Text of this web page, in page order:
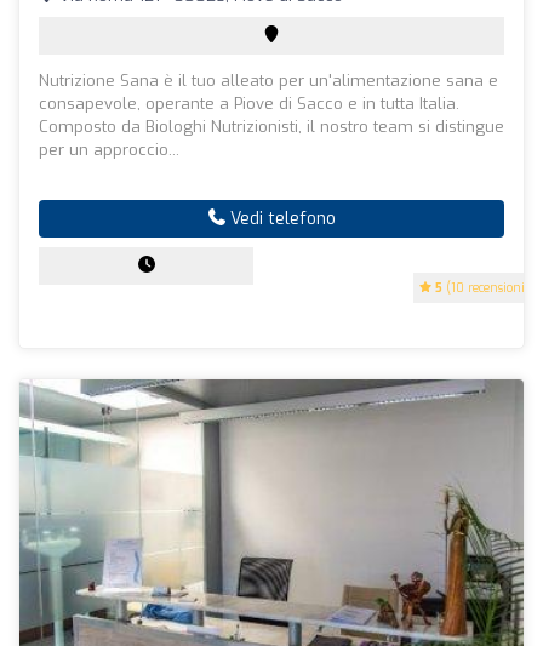
5 (10 recensioni)
Nutrizione Sana è il tuo alleato per un'alimentazione sana e
consapevole, operante a Piove di Sacco e in tutta Italia.
Composto da Biologhi Nutrizionisti, il nostro team si distingue
per un approccio...
Vedi telefono